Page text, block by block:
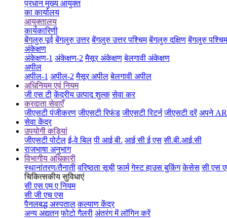
प्रधान मुख्य आयुक्त
का कार्यालय
आयुक्तालय
कार्यकारिणी
बेंगलुरु पूर्व बेंगलुरु उत्तर बेंगलुरु उत्तर पश्चिम बेंगलुरु दक्षिण बेंगलुरु पश्चिम
अंकेक्षण
अंकेक्षण-1 अंकेक्षण-2 मैसूर अंकेक्षण बेलगावी अंकेक्षण
अपील
अपील-1 अपील-2 मैसूर अपील बेलगावी अपील
अधिनियम एवं नियम
जी एस टी केंद्रीय उत्पाद शुल्क सेवा कर
करदाता सेवाएँ
जीएसटी पंजीकरण जीएसटी रिफंड जीएसटी रिटर्न जीएसटी दरें अपने
सेवा केंद्र
उपयोगी कड़ियां
जीएसटी पोर्टल ई-वे बिल पी आई बी. आई सी ई एस सी.बी.आई.सी
राजभाषा अनुभाग
विभागीय अधिकारी
स्थानांतरण/तैनाती वरिष्ठता सूची फार्म गेस्ट हाउस बुकिंग केसेस सी एस
चिकित्सकीय सुविधाएं
सी एस एम ए नियम
सी जी एच एस
पैनलबद्ध अस्पताल कल्याण केंद्र
अन्य अद्यतन फोटो गैलरी अंतरंग में लॉगिन करें